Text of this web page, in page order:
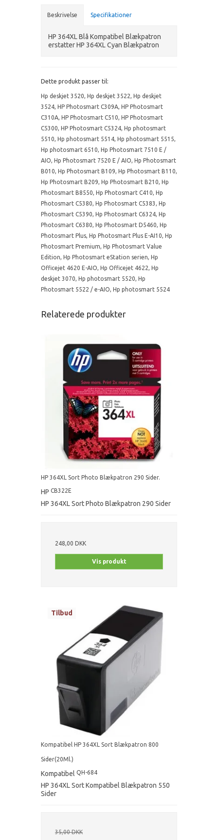
Beskrivelse Specifikationer
HP 364XL Blå Kompatibel Blækpatron
erstatter HP 364XL Cyan Blækpatron
Dette produkt passer til:
Hp deskjet 3520, Hp deskjet 3522, Hp deskjet
3524, HP Photosmart C309A, HP Photosmart
C310A, HP Photosmart C510, HP Photosmart
C5300, HP Photosmart C5324, Hp photosmart
5510, Hp photosmart 5514, Hp photosmart 5515,
Hp photosmart 6510, Hp Photosmart 7510 E /
AIO, Hp Photosmart 7520 E / AIO, Hp Photosmart
B010, Hp Photosmart B109, Hp Photosmart B110,
Hp Photosmart B209, Hp Photosmart B210, Hp
Photosmart B8550, Hp Photosmart C410, Hp
Photosmart C5380, Hp Photosmart C5383, Hp
Photosmart C5390, Hp Photosmart C6324, Hp
Photosmart C6380, Hp Photosmart D5460, Hp
Photosmart Plus, Hp Photosmart Plus E-AI10, Hp
Photosmart Premium, Hp Photosmart Value
Edition, Hp Photosmart eStation serien, Hp
Officejet 4620 E-AIO, Hp Officejet 4622, Hp
deskjet 3070, Hp photosmart 5520, Hp
Photosmart 5522 / e-AIO, Hp photosmart 5524
Relaterede produkter
HP 364XL Sort Photo Blækpatron 290 Sider.
HP CB322E
HP 364XL Sort Photo Blækpatron 290 Sider
248,00 DKK
Vis produkt
Tilbud
Kompatibel HP 364XL Sort Blækpatron 800
Sider(20Ml.)
Kompatibel QH-684
HP 364XL Sort Kompatibel Blækpatron 550
Sider
35,00 DKK